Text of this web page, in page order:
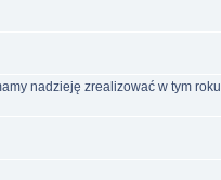
nadzieję zrealizować w tym roku